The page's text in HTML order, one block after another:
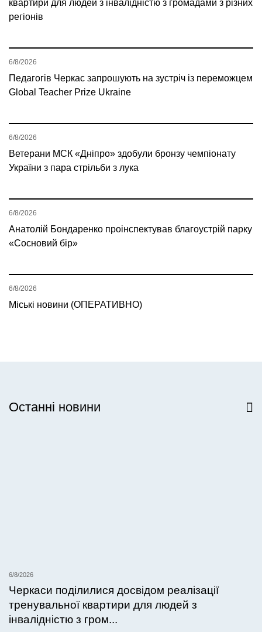
квартири для людей з інвалідністю з громадами з різних
регіонів
Педагогів Черкас запрошують на зустріч із переможцем
Global Teacher Prize Ukraine
6/8/2026
Ветерани МСК «Дніпро» здобули бронзу чемпіонату
України з пара стрільби з лука
6/8/2026
Анатолій Бондаренко проінспектував благоустрій парку
«Сосновий бір»
6/8/2026
Міські новини (ОПЕРАТИВНО)
6/8/2026
Останні новини
6/8/2026
Черкаси поділилися досвідом реалізації
тренувальної квартири для людей з
інвалідністю з гром...